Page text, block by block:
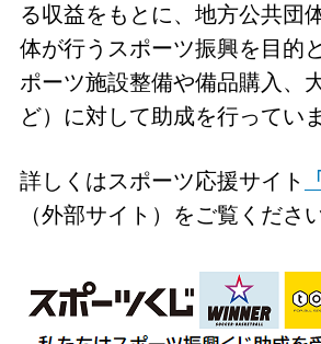
る収益をもとに、地方公共団
体が行うスポーツ振興を目的
ポーツ施設整備や備品購入、
ど）に対して助成を行ってい
詳しくはスポーツ応援サイト
（外部サイト）をご覧ください